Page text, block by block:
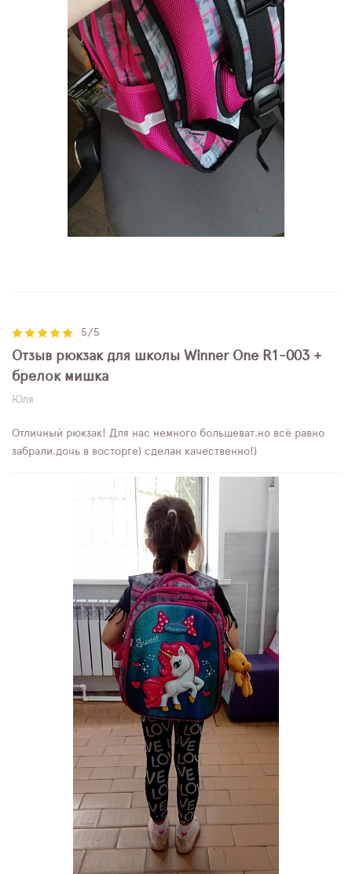
5/5
Отзыв рюкзак для школы Winner One R1-003 +
брелок мишка
Юля
Отличный рюкзак! Для нас немного большеват,но всё равно
забрали,дочь в восторге) сделан качественно!)